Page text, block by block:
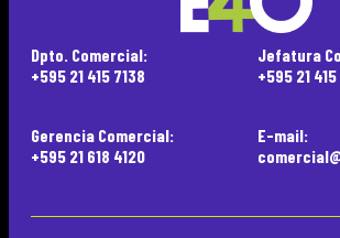
Dpto. Comercial:
+595 21 415 7138
Jefatura
+595 21
Gerencia Comercial:
+595 21 618 4120
E-mail: